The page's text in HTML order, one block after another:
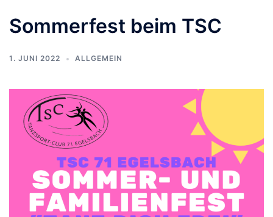
Sommerfest beim TSC
1. JUNI 2022 ALLGEMEIN